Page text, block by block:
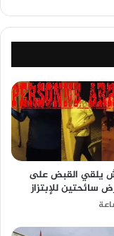
يلقي القبض على
للإبتزاز